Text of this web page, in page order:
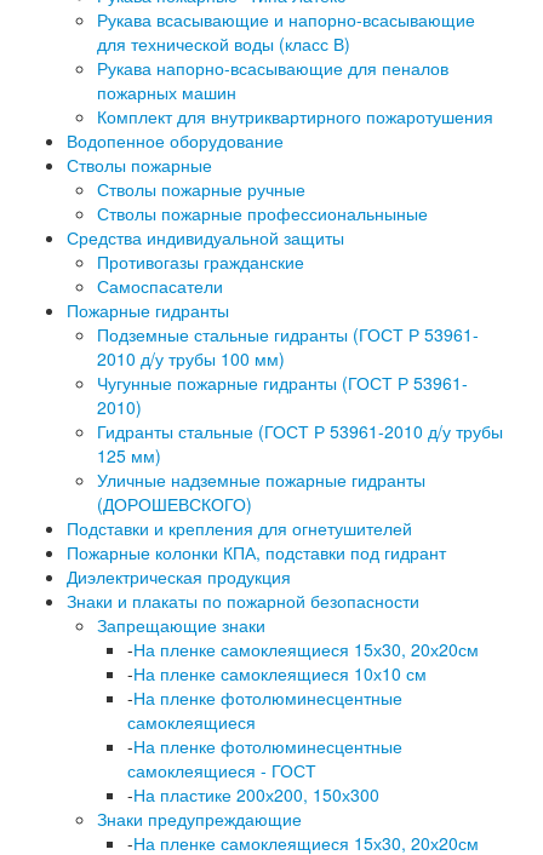
Рукава всасывающие и напорно-всасывающие
для технической воды (класс В)
Рукава напорно-всасывающие для пеналов
пожарных машин
Комплект для внутриквартирного пожаротушения
Водопенное оборудование
Стволы пожарные
Стволы пожарные ручные
Стволы пожарные профессиональныные
Средства индивидуальной защиты
Противогазы гражданские
Самоспасатели
Пожарные гидранты
Подземные стальные гидранты (ГОСТ Р 53961-
2010 д/у трубы 100 мм)
Чугунные пожарные гидранты (ГОСТ Р 53961-
2010)
Гидранты стальные (ГОСТ Р 53961-2010 д/у трубы
125 мм)
Уличные надземные пожарные гидранты
(ДОРОШЕВСКОГО)
Подставки и крепления для огнетушителей
Пожарные колонки КПА, подставки под гидрант
Диэлектрическая продукция
Знаки и плакаты по пожарной безопасности
Запрещающие знаки
-На пленке самоклеящиеся 15х30, 20х20см
-На пленке самоклеящиеся 10х10 см
-На пленке фотолюминесцентные
самоклеящиеся
-На пленке фотолюминесцентные
самоклеящиеся - ГОСТ
-На пластике 200х200, 150х300
Знаки предупреждающие
-На пленке самоклеящиеся 15х30, 20х20см